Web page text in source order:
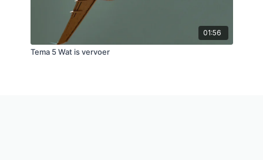
01:56
Tema 5 Wat is vervoer